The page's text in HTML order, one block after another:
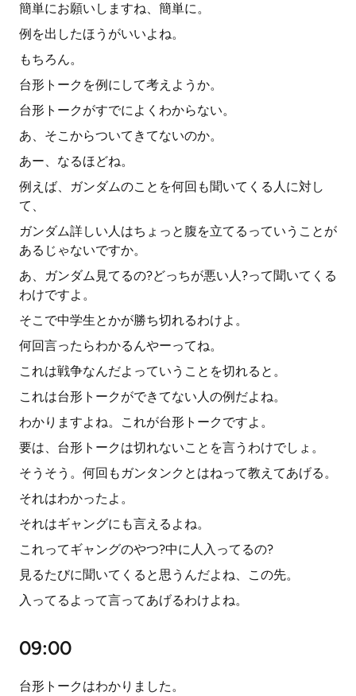
簡単にお願いしますね、簡単に。
例を出したほうがいいよね。
もちろん。
台形トークを例にして考えようか。
台形トークがすでによくわからない。
あ、そこからついてきてないのか。
あー、なるほどね。
例えば、ガンダムのことを何回も聞いてくる人に対し
て、
ガンダム詳しい人はちょっと腹を立てるっていうことが
あるじゃないですか。
あ、ガンダム見てるの?どっちが悪い人?って聞いてくる
わけですよ。
そこで中学生とかが勝ち切れるわけよ。
何回言ったらわかるんやーってね。
これは戦争なんだよっていうことを切れると。
これは台形トークができてない人の例だよね。
わかりますよね。これが台形トークですよ。
要は、台形トークは切れないことを言うわけでしょ。
そうそう。何回もガンタンクとはねって教えてあげる。
それはわかったよ。
それはギャングにも言えるよね。
これってギャングのやつ?中に人入ってるの?
見るたびに聞いてくると思うんだよね、この先。
入ってるよって言ってあげるわけよね。
09:00
台形トークはわかりました。